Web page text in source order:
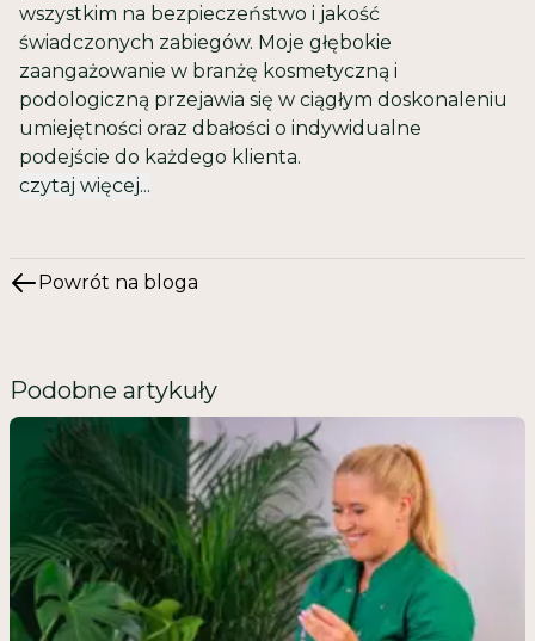
wszystkim na bezpieczeństwo i jakość
świadczonych zabiegów. Moje głębokie
zaangażowanie w branżę kosmetyczną i
podologiczną przejawia się w ciągłym doskonaleniu
umiejętności oraz dbałości o indywidualne
podejście do każdego klienta.
czytaj więcej...
Powrót na bloga
Podobne artykuły